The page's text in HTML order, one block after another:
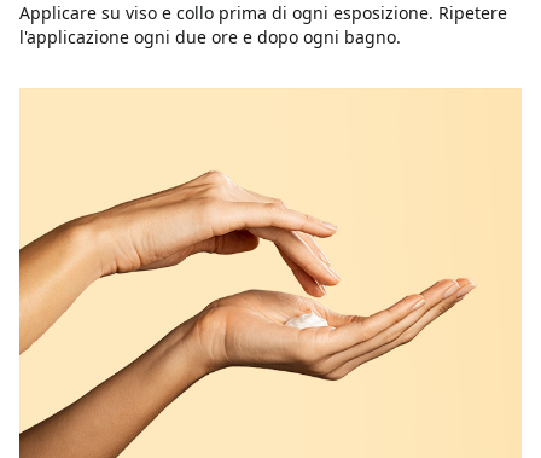
Applicare su viso e collo prima di ogni esposizione. Ripetere
l'applicazione ogni due ore e dopo ogni bagno.